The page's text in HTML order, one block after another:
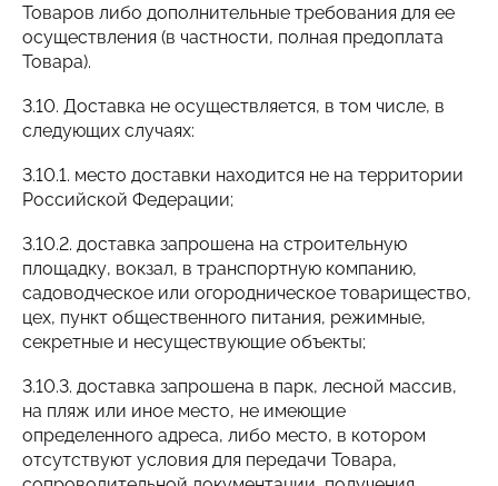
Товаров либо дополнительные требования для ее
осуществления (в частности, полная предоплата
Товара).
3.10. Доставка не осуществляется, в том числе, в
следующих случаях:
3.10.1. место доставки находится не на территории
Российской Федерации;
3.10.2. доставка запрошена на строительную
площадку, вокзал, в транспортную компанию,
садоводческое или огородническое товарищество,
цех, пункт общественного питания, режимные,
секретные и несуществующие объекты;
3.10.3. доставка запрошена в парк, лесной массив,
на пляж или иное место, не имеющие
определенного адреса, либо место, в котором
отсутствуют условия для передачи Товара,